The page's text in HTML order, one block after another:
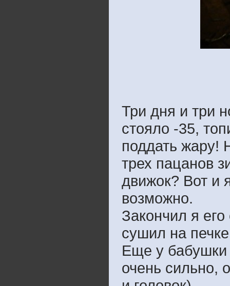
Три дня и три
стояло -35,
поддать жару!
трех пацанов
движок? Вот и
возможно.
Закончил я
сушил на
Еще у бабушки
очень сильно,